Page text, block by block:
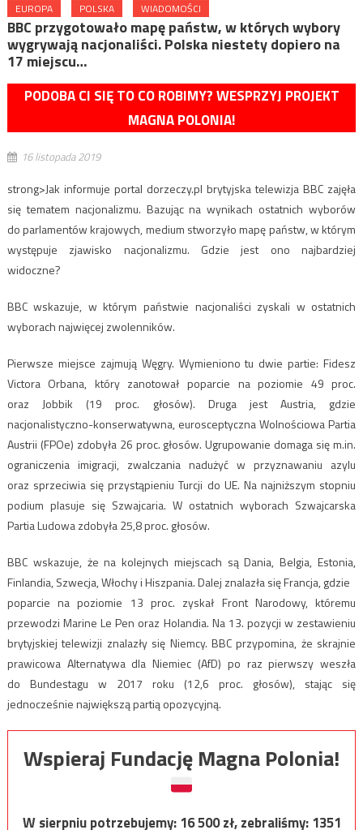
EUROPA POLSKA WIADOMOŚCI
BBC przygotowało mapę państw, w których wybory
wygrywają nacjonaliści. Polska niestety dopiero na
17 miejscu…
PODOBA CI SIĘ TO CO ROBIMY? WESPRZYJ PROJEKT
MAGNA POLONIA!
16 listopada 2019
strong>Jak informuje portal dorzeczy.pl brytyjska telewizja BBC zajęła
się tematem nacjonalizmu. Bazując na wynikach ostatnich wyborów
do parlamentów krajowych, medium stworzyło mapę państw, w którym
występuje zjawisko nacjonalizmu. Gdzie jest ono najbardziej
widoczne?
BBC wskazuje, w którym państwie nacjonaliści zyskali w ostatnich
wyborach najwięcej zwolenników.
Pierwsze miejsce zajmują Węgry. Wymieniono tu dwie partie: Fidesz
Victora Orbana, który zanotował poparcie na poziomie 49 proc.
oraz Jobbik (19 proc. głosów). Druga jest Austria, gdzie
nacjonalistyczno-konserwatywna, eurosceptyczna Wolnościowa Partia
Austrii (FPOe) zdobyła 26 proc. głosów. Ugrupowanie domaga się m.in.
ograniczenia imigracji, zwalczania nadużyć w przyznawaniu azylu
oraz sprzeciwia się przystąpieniu Turcji do UE. Na najniższym stopniu
podium plasuje się Szwajcaria. W ostatnich wyborach Szwajcarska
Partia Ludowa zdobyła 25,8 proc. głosów.
BBC wskazuje, że na kolejnych miejscach są Dania, Belgia, Estonia,
Finlandia, Szwecja, Włochy i Hiszpania. Dalej znalazła się Francja, gdzie
poparcie na poziomie 13 proc. zyskał Front Narodowy, któremu
przewodzi Marine Le Pen oraz Holandia. Na 13. pozycji w zestawieniu
brytyjskiej telewizji znalazły się Niemcy. BBC przypomina, że skrajnie
prawicowa Alternatywa dla Niemiec (AfD) po raz pierwszy weszła
do Bundestagu w 2017 roku (12,6 proc. głosów), stając się
jednocześnie największą partią opozycyjną.
Wspieraj Fundację Magna Polonia!
W sierpniu potrzebujemy:16 500zł, zebraliśmy:1351